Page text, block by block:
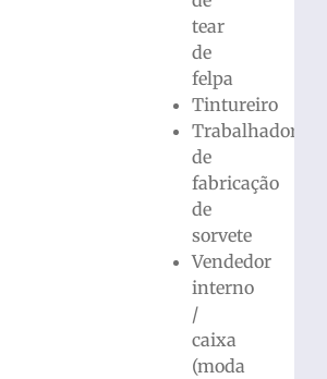
tear
de
felpa
Tintureiro
Trabalhador
de
fabricação
de
sorvete
Vendedor
interno
/
caixa
(moda